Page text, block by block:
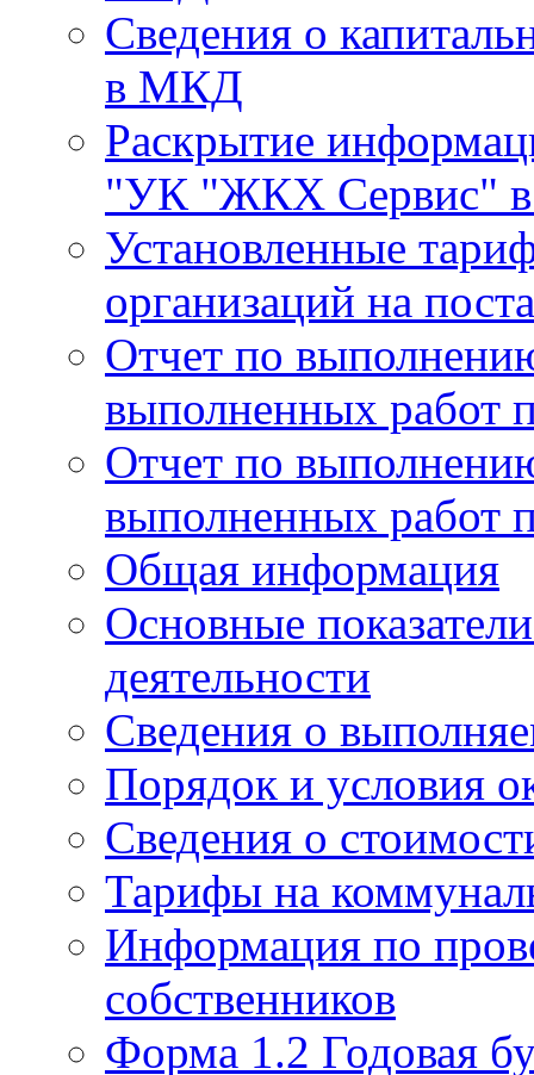
Сведения о
в МКД
Раскрытие
"УК "ЖКХ Сервис" в
Установленные
организаций на
Отчет по
выполненных работ
Отчет по
выполненных работ
Общая информация
Основные
деятельности
Сведения о
Порядок и условия
Сведения о
Тарифы на
Информация по
собственников
Форма 1.2 Годовая